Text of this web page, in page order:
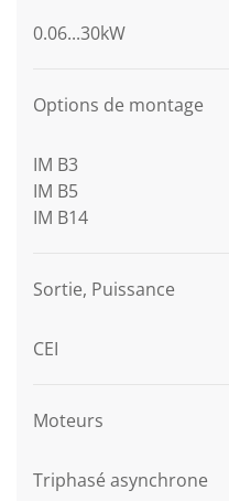
0.06...30kW
Options de montage
IM B3
IM B5
IM B14
Sortie, Puissance
CEI
Moteurs
Triphasé asynchrone